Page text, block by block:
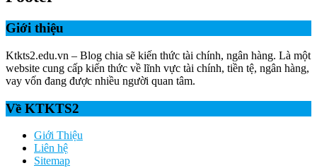
Giới thiệu
Ktkts2.edu.vn – Blog chia sẽ kiến thức tài chính, ngân hàng. Là một
website cung cấp kiến thức về lĩnh vực tài chính, tiền tệ, ngân hàng,
vay vốn đang được nhiều người quan tâm.
Về KTKTS2
Giới Thiệu
Liên hệ
Sitemap